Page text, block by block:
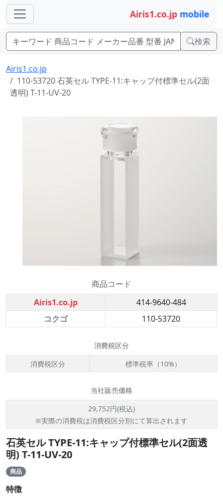
Airis1.co.jp mobile
検索
Airis1.co.jp
110-53720 石英セル TYPE-11:キャップ付標準セル(2面
透明) T-11-UV-20
商品コード
Airis1.co.jp
414-9640-484
コクゴ
110-53720
消費税区分
消費税区分
標準税率（10%）
当社販売価格
29,752円(税込)
※実際の消費税は消費税区分別にて算出されます
石英セル TYPE-11:キャップ付標準セル(2面透
明) T-11-UV-20
商品
特徴